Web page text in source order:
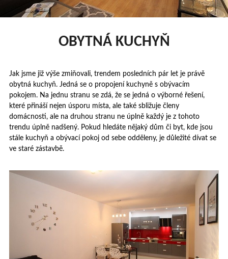
OBYTNÁ KUCHYŇ
Jak jsme již výše zmiňovali, trendem posledních pár let je právě
obytná kuchyň. Jedná se o propojení kuchyně s obývacím
pokojem. Na jednu stranu se zdá, že se jedná o výborné řešení,
které přináší nejen úsporu místa, ale také sbližuje členy
domácnosti, ale na druhou stranu ne úplně každý je z tohoto
trendu úplně nadšený. Pokud hledáte nějaký dům či byt, kde jsou
stále kuchyň a obývací pokoj od sebe odděleny, je důležité dívat se
ve staré zástavbě.